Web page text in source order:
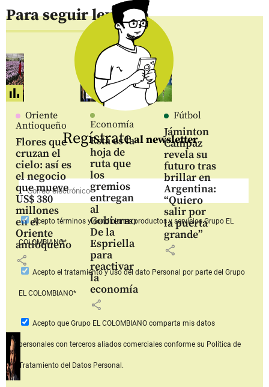
Para seguir leyendo
Oriente
Antioqueño
Flores que
cruzan el
cielo: así es
el negocio
que mueve
US$ 380
millones
en el
Oriente
antioqueño
share
Economía
Esta es la
hoja de
ruta que
los
gremios
entregan
al
Gobierno
De la
Espriella
para
reactivar
la
economía
share
Fútbol
Jáminton
Campaz
revela su
futuro tras
brillar en
Argentina:
“Quiero
salir por
la puerta
grande”
share
Regístrateal newsletter
Aceptotérminos y condiciones productos y serviciosGrupo EL
COLOMBIANO*
Acepto el tratamiento y uso del dato Personal por parte del Grupo
EL COLOMBIANO*
Acepto que Grupo EL COLOMBIANOcomparta mis datos
personales con terceros aliados comerciales conforme su Política de
Tratamiento del Datos Personal.